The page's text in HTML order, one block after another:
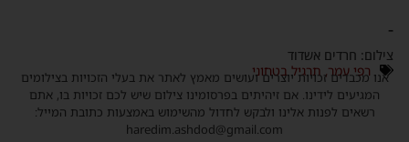
חרדים אשדוד
רפי עמר,תרגיל בטחוני
אנו מכבדים זכויות יוצרים ועושים מאמץ לאתר את בעלי הזכויות בצילומים
המגיעים לידינו. אם זיהיתים בפרסומינו צילום שיש לכם זכויות בו, אתם
רשאים לפנות אלינו ולבקש לחדול מהשימוש באמצעות כתובת המייל:
haredim.ashdod@gmail.com